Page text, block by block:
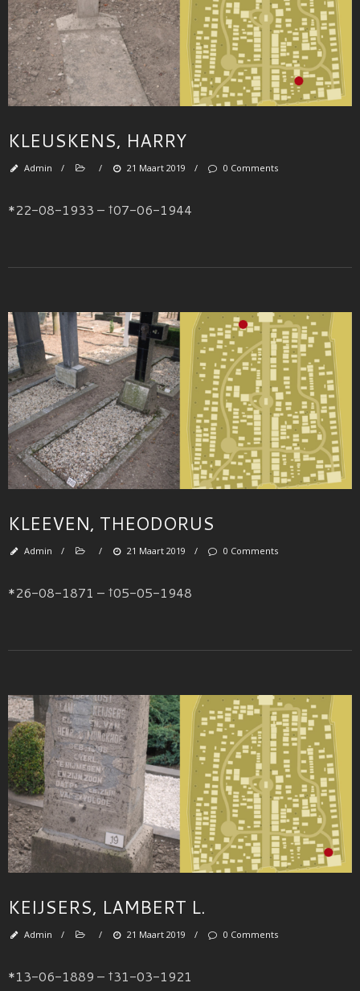
KLEUSKENS, HARRY
Admin / / 21 Maart 2019 / 0 Comments
*22-08-1933 – †07-06-1944
KLEEVEN, THEODORUS
Admin / / 21 Maart 2019 / 0 Comments
*26-08-1871 – †05-05-1948
KEIJSERS, LAMBERT L.
Admin / / 21 Maart 2019 / 0 Comments
*13-06-1889 – †31-03-1921